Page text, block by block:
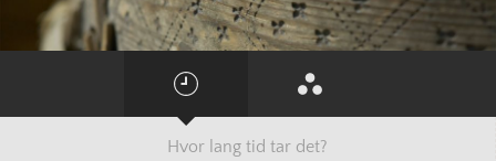
Hvor lang tid tar det?